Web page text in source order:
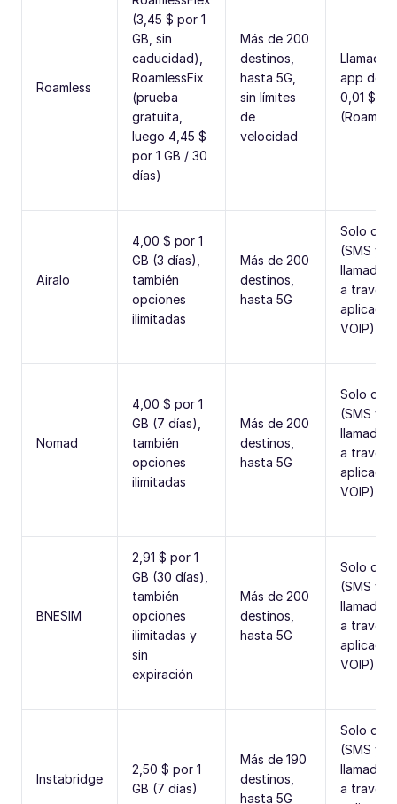
Roamless
(3,45 $ por 1
GB, sin
caducidad),
RoamlessFix
(prueba
gratuita,
luego 4,45 $
por 1 GB / 30
días)
Más de 200
destinos,
hasta 5G,
sin límites
de
velocidad
app
0,01 $/
Airalo
4,00 $ por 1
GB (3 días),
también
opciones
ilimitadas
Más de 200
destinos,
hasta 5G
Solo
(SMS y
llamadas
a través
VOIP)
Nomad
4,00 $ por 1
GB (7 días),
también
opciones
ilimitadas
Más de 200
destinos,
hasta 5G
Solo
(SMS y
llamadas
a través
VOIP)
BNESIM
2,91 $ por 1
GB (30 días),
también
opciones
ilimitadas y
sin
expiración
Más de 200
destinos,
hasta 5G
Solo
(SMS y
llamadas
a través
VOIP)
Instabridge
2,50 $ por 1
GB (7 días)
Más de 190
destinos,
hasta 5G
Solo
(SMS y
llamadas
a través